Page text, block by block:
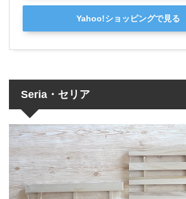
Yahoo!ショッピングで見る
Seria・セリア